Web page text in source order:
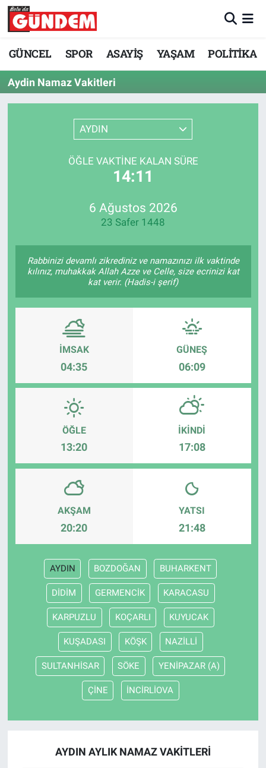
GÜNCEL SPOR ASAYİŞ YAŞAM POLİTİKA
Aydin Namaz Vakitleri
AYDIN
ÖĞLE VAKTINE KALAN SÜRE
14:11
6 Ağustos 2026
23 Safer 1448
Rabbinizi devamlı zikrediniz ve namazınızı ilk vaktinde
kılınız, muhakkak Allah Azze ve Celle, size ecrinizi kat
kat verir. (Hadis-i şerif)
İMSAK
04:35
GÜNEŞ
06:09
ÖĞLE
13:20
İKINDI
17:08
AKŞAM
20:20
YATSI
21:48
AYDIN BOZDOĞAN BUHARKENT
DİDİM GERMENCİK KARACASU
KARPUZLU KOÇARLI KUYUCAK
KUŞADASI KÖŞK NAZİLLİ
SULTANHİSAR SÖKE YENİPAZAR (A)
ÇİNE İNCİRLİOVA
AYDIN AYLIK NAMAZ VAKITLERI
Merkez Nöbetçi Eczaneler
Merkez Hava Durumu
Merkez Trafik Yoğunluk Haritası
Süper Lig Puan Durumu ve Fikstür
Tüm Manşetler